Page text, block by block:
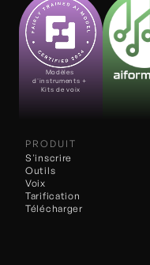
Modèles
d'instruments +
Kits de voix
PRODUIT
S'inscrire
Outils
Voix
Tarification
Télécharger